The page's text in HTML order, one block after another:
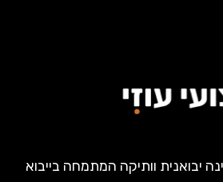
יבואנית וותיקה המתמחה בייבוא